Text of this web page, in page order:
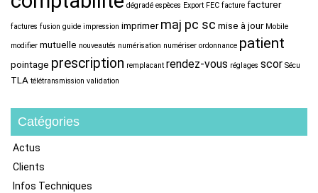
dégradé espèces Export FEC facture facturer
factures fusion guide impression imprimer maj pc sc mise à jour Mobile
modifier mutuelle nouveautés numérisation numériser ordonnance patient
pointage prescription remplacant rendez-vous réglages scor Sécu
TLA télétransmission validation
Catégories
Actus
Clients
Infos Techniques